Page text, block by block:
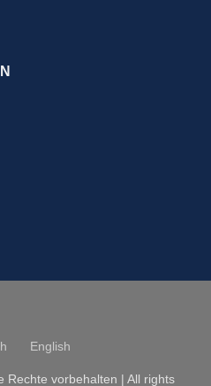
English
Rechte vorbehalten | All rights